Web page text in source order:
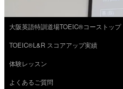
コ
ン
テ
ン
大阪英語特訓道場TOEIC®コーストップ
TOEIC®L&R スコアアップ実績
体験レッスン
よくあるご質問